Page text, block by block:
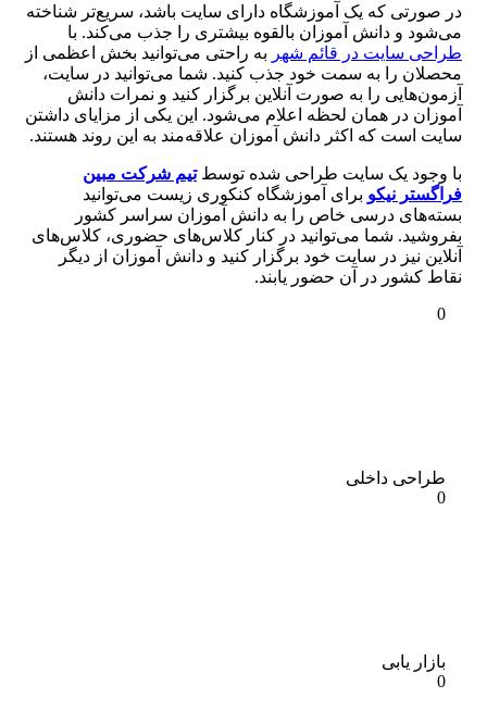
در صورتی که یک آموزشگاه دارای سایت باشد، سریع‌تر شناخته
می‌شود و دانش آموزان بالقوه بیشتری را جذب می‌کند. با
طراحی سایت در قائم شهربه راحتی می‌توانید بخش اعظمی از
محصلان را به سمت خود جذب کنید. شما می‌توانید در سایت،
آزمون‌هایی را به صورت آنلاین برگزار کنید و نمرات دانش
آموزان در همان لحظه اعلام می‌شود. این یکی از مزایای داشتن
سایت است که اکثر دانش آموزان علاقه‌مند به این روند هستند.
با وجود یک سایت طراحی شده توسطتیم شرکت مبین
فراگستر نیکوبرای آموزشگاه کنکوری زیست می‌توانید
بسته‌های درسی خاص را به دانش آموزان سراسر کشور
بفروشید. شما می‌توانید در کنار کلاس‌های حضوری، کلاس‌های
آنلاین نیز در سایت خود برگزار کنید و دانش آموزان از دیگر
نقاط کشور در آن حضور یابند.
0
طراحی داخلی
0
بازار یابی
0